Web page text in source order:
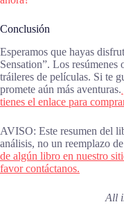
Conclusión
Esperamos que hayas
Sensation”. Los
tráileres de películas. Si te
promete aún más aventuras.
tienes el enlace para
AVISO: Este resumen del
análisis, no un reemplazo
de algún libro en nuestro
favor contáctanos.
All